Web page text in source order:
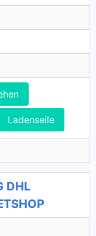
Ladenseile
DHL